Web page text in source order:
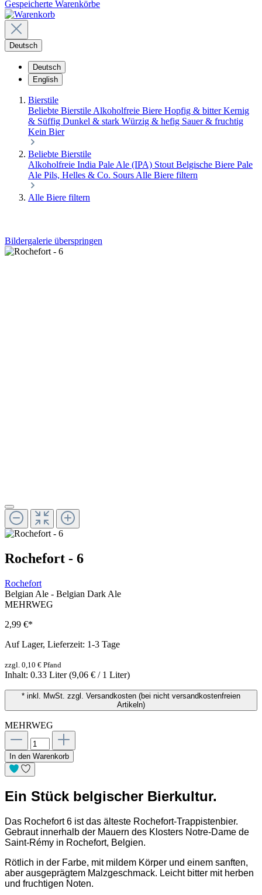
Gespeicherte Warenkörbe
Deutsch
Deutsch
English
Bierstile
Beliebte Bierstile Alkoholfreie Biere Hopfig & bitterKernig
& Süffig Dunkel & stark Würzig & hefig Sauer & fruchtig
Kein Bier
Beliebte Bierstile
Alkoholfreie India Pale Ale (IPA) Stout Belgische Biere Pale
Ale Pils, Helles & Co. Sours Alle Biere filtern
Alle Biere filtern
Bildergalerie überspringen
Rochefort - 6
Rochefort
Belgian Ale - Belgian Dark Ale
MEHRWEG
2,99 €*
Auf Lager, Lieferzeit: 1-3 Tage
zzgl. 0,10 € Pfand
Inhalt: 0.33 Liter(9,06 € / 1 Liter)
* inkl. MwSt. zzgl. Versandkosten (bei nicht versandkostenfreien
Artikeln)
MEHRWEG
In den Warenkorb
Ein Stück belgischer Bierkultur.
Das Rochefort 6 ist das älteste Rochefort-Trappistenbier.
Gebraut innerhalb der Mauern des Klosters Notre-Dame de
Saint-Rémy in Rochefort, Belgien.
Rötlich in der Farbe, mit mildem Körper und einem sanften,
aber ausgeprägtem Malzgeschmack. Leicht bitter mit herben
und fruchtigen Noten.